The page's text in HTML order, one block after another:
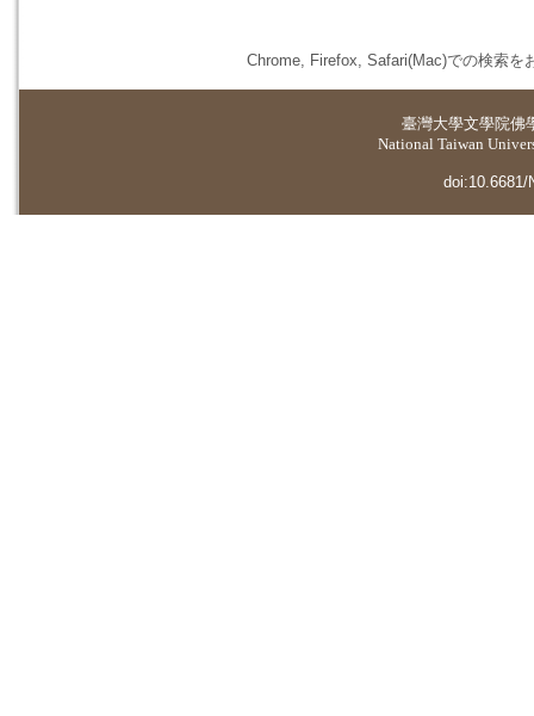
Chrome, Firefox, Safari(Mac)での検索を
臺灣大學文學院佛
National Taiwan
doi:10.6681/